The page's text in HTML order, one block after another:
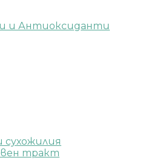
и Антиоксиданти
тракт